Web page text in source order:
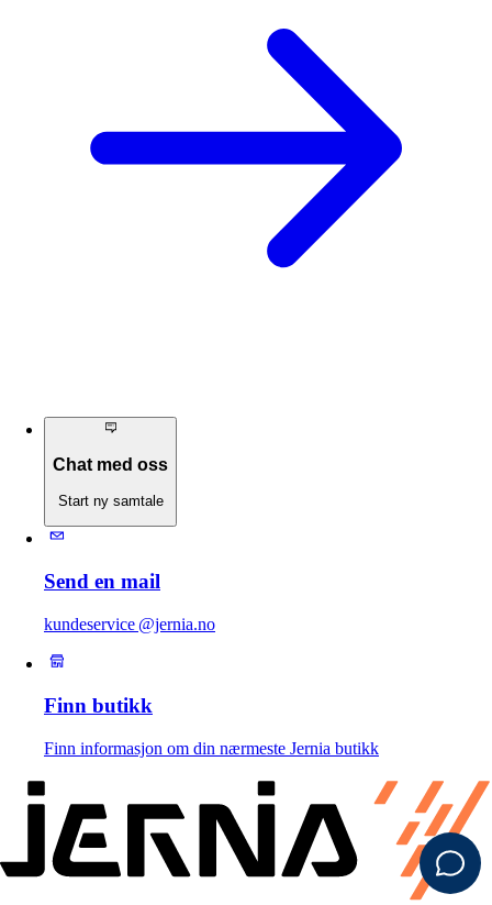
Chat med oss
Start ny samtale
Send en mail
kundeservice @jernia.no
Finn butikk
Finn informasjon om din nærmeste Jernia butikk